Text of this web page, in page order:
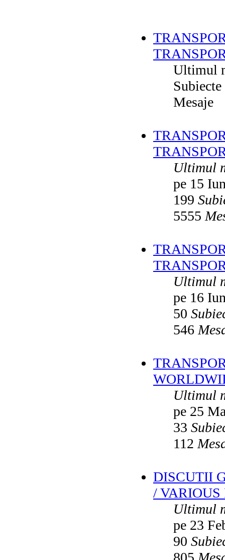
Ultimul
Subiecte
Mesaje
Ultimul
pe 15
199
5555
Ultimul
pe 16
50
546
Ultimul
pe 25
33
112
DISCUTII
/ VARIOUS
Ultimul
pe 23
90